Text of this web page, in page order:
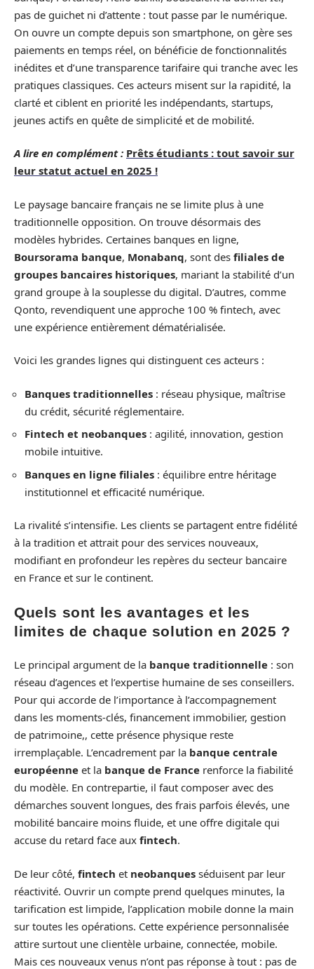
pas de guichet ni d’attente : tout passe par le numérique.
On ouvre un compte depuis son smartphone, on gère ses
paiements en temps réel, on bénéficie de fonctionnalités
inédites et d’une transparence tarifaire qui tranche avec les
pratiques classiques. Ces acteurs misent sur la rapidité, la
clarté et ciblent en priorité les indépendants, startups,
jeunes actifs en quête de simplicité et de mobilité.
A lire en complément : Prêts étudiants : tout savoir sur
leur statut actuel en 2025 !
Le paysage bancaire français ne se limite plus à une
traditionnelle opposition. On trouve désormais des
modèles hybrides. Certaines banques en ligne,
Boursorama banque, Monabanq, sont des filiales de
groupes bancaires historiques, mariant la stabilité d’un
grand groupe à la souplesse du digital. D’autres, comme
Qonto, revendiquent une approche 100 % fintech, avec
une expérience entièrement dématérialisée.
Voici les grandes lignes qui distinguent ces acteurs :
Banques traditionnelles : réseau physique, maîtrise
du crédit, sécurité réglementaire.
Fintech et neobanques : agilité, innovation, gestion
mobile intuitive.
Banques en ligne filiales : équilibre entre héritage
institutionnel et efficacité numérique.
La rivalité s’intensifie. Les clients se partagent entre fidélité
à la tradition et attrait pour des services nouveaux,
modifiant en profondeur les repères du secteur bancaire
en France et sur le continent.
Quels sont les avantages et les
limites de chaque solution en 2025 ?
Le principal argument de la banque traditionnelle : son
réseau d’agences et l’expertise humaine de ses conseillers.
Pour qui accorde de l’importance à l’accompagnement
dans les moments-clés, financement immobilier, gestion
de patrimoine,, cette présence physique reste
irremplaçable. L’encadrement par la banque centrale
européenne et la banque de France renforce la fiabilité
du modèle. En contrepartie, il faut composer avec des
démarches souvent longues, des frais parfois élevés, une
mobilité bancaire moins fluide, et une offre digitale qui
accuse du retard face aux fintech.
De leur côté, fintech et neobanques séduisent par leur
réactivité. Ouvrir un compte prend quelques minutes, la
tarification est limpide, l’application mobile donne la main
sur toutes les opérations. Cette expérience personnalisée
attire surtout une clientèle urbaine, connectée, mobile.
Mais ces nouveaux venus n’ont pas réponse à tout : pas de